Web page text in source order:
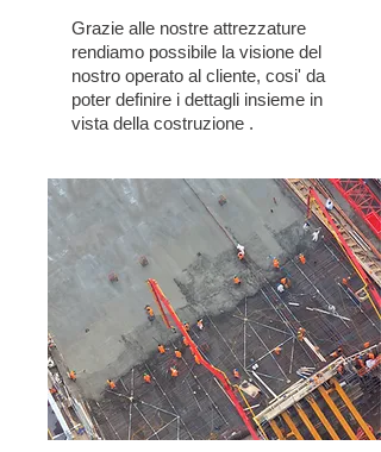
Grazie alle nostre attrezzature
rendiamo possibile la visione del
nostro operato al cliente, cosi' da
poter definire i dettagli insieme in
vista della costruzione .